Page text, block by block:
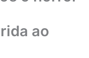
ao